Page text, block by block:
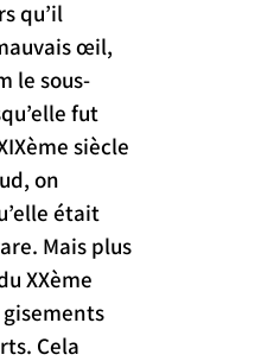
qu’il
œil,
le sous-
fut
siècle
on
était
Mais plus
XXème
gisements
Cela